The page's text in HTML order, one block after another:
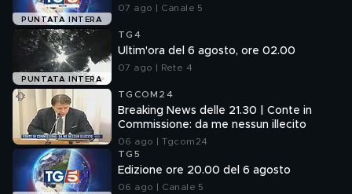
PUNTATA INTERA
07 ago | Canale 5
PUNTATA INTERA
TG4
Ultim'ora del 6 agosto, ore 02.00
07 ago | Rete 4
TGCOM24
Breaking News delle 21.30 | Conte in
Commissione: da me nessun illecito
06 ago | Tgcom24
TG5
Edizione ore 20.00 del 6 agosto
06 ago | Canale 5